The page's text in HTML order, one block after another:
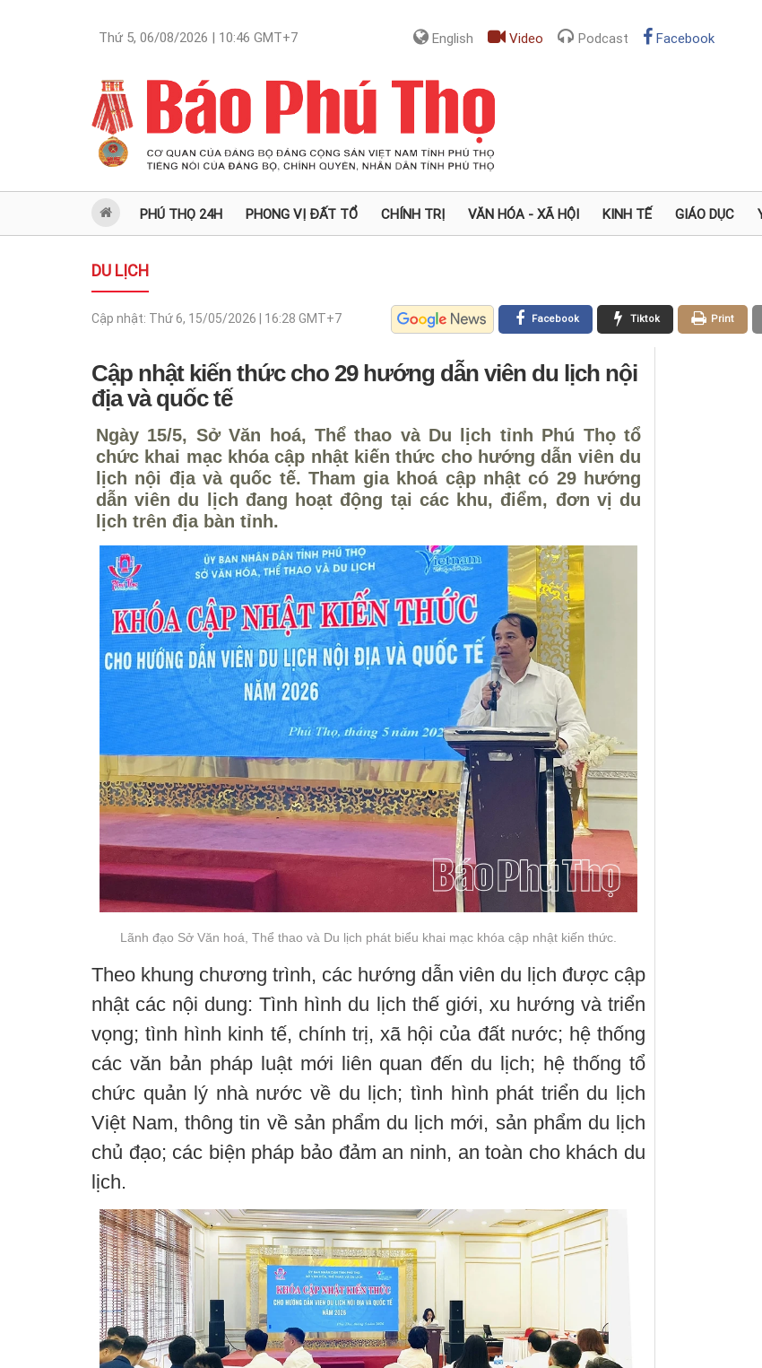
Thứ 5, 06/08/2026 | 10:46 GMT+7 English Video Podcast Facebook
PHÚ THỌ 24H PHONG VỊ ĐẤT TỔ CHÍNH TRỊ VĂN HÓA - XÃ HỘI KINH TẾ GIÁO DỤC
DU LỊCH
Cập nhật: Thứ 6, 15/05/2026 | 16:28 GMT+7 Print
Tiktok
Facebook
Cập nhật kiến thức cho 29 hướng dẫn viên du lịch nội
địa và quốc tế
Ngày 15/5, Sở Văn hoá, Thể thao và Du lịch tỉnh Phú Thọ tổ
chức khai mạc khóa cập nhật kiến thức cho hướng dẫn viên du
lịch nội địa và quốc tế. Tham gia khoá cập nhật có 29 hướng
dẫn viên du lịch đang hoạt động tại các khu, điểm, đơn vị du
lịch trên địa bàn tỉnh.
Lãnh đạo Sở Văn hoá, Thể thao và Du lịch phát biểu khai mạc khóa cập nhật kiến thức.
Theo khung chương trình, các hướng dẫn viên du lịch được cập
nhật các nội dung: Tình hình du lịch thế giới, xu hướng và triển
vọng; tình hình kinh tế, chính trị, xã hội của đất nước; hệ thống
các văn bản pháp luật mới liên quan đến du lịch; hệ thống tổ
chức quản lý nhà nước về du lịch; tình hình phát triển du lịch
Việt Nam, thông tin về sản phẩm du lịch mới, sản phẩm du lịch
chủ đạo; các biện pháp bảo đảm an ninh, an toàn cho khách du
lịch.